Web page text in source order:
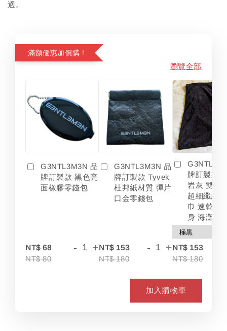
適。
滿額優惠加價購！
瀏覽全部
G3NTL3M3N 品
牌訂製款 黑色亮
面橡膠零錢包
NT$ 68
NT$ 80
- +
G3NTL3M3N 品
牌訂製款 Tyvek
杜邦紙材質 彈片
口金零錢包
NT$ 153
NT$ 180
- +
牌訂製款
岩灰 雙色
超細纖維
巾 速乾 吸
身 海灘
NT$ 153
NT$ 180
加入購物車